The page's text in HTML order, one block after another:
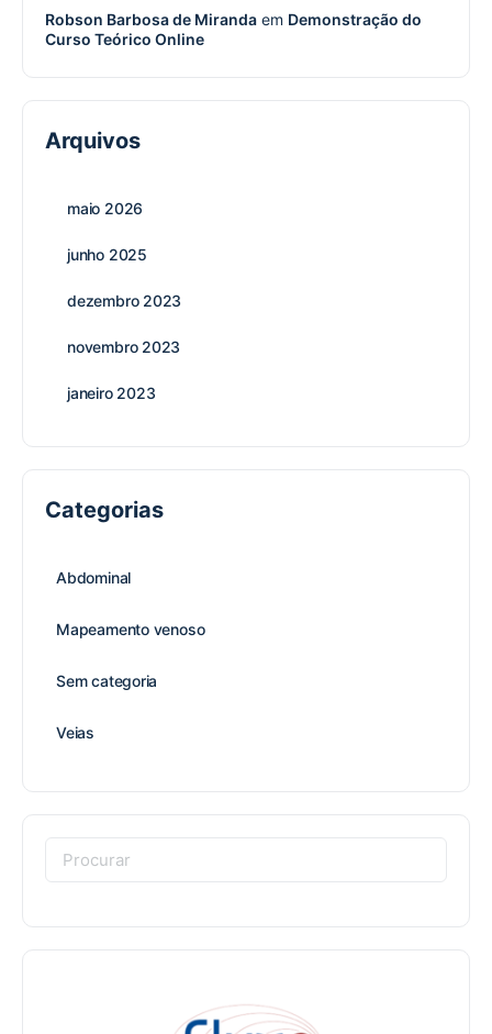
Robson Barbosa de Miranda em Demonstração do
Curso Teórico Online
Arquivos
maio 2026
junho 2025
dezembro 2023
novembro 2023
janeiro 2023
Categorias
Abdominal
Mapeamento venoso
Sem categoria
Veias
Procurar: